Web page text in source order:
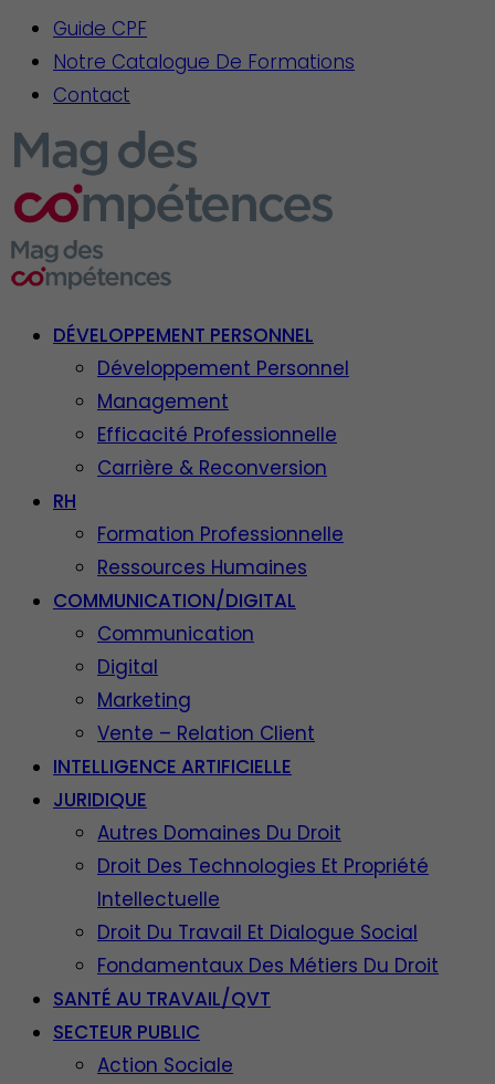
Guide CPF
Notre Catalogue De Formations
Contact
DÉVELOPPEMENT PERSONNEL
Développement Personnel
Management
Efficacité Professionnelle
Carrière & Reconversion
RH
Formation Professionnelle
Ressources Humaines
COMMUNICATION/DIGITAL
Communication
Digital
Marketing
Vente – Relation Client
INTELLIGENCE ARTIFICIELLE
JURIDIQUE
Autres Domaines Du Droit
Droit Des Technologies Et Propriété
Intellectuelle
Droit Du Travail Et Dialogue Social
Fondamentaux Des Métiers Du Droit
SANTÉ AU TRAVAIL/QVT
SECTEUR PUBLIC
Action Sociale